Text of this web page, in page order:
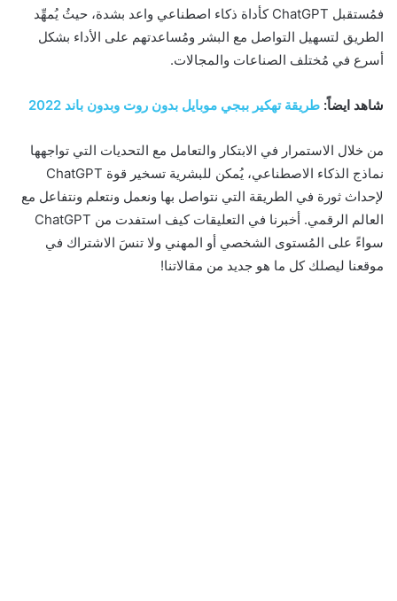
فمُستقبل ChatGPT كأداة ذكاء اصطناعي واعد بشدة، حيثُ يُمهِّد
الطريق لتسهيل التواصل مع البشر ومُساعدتهم على الأداء بشكل
أسرع في مُختلف الصناعات والمجالات.
شاهد ايضاً: طريقة تهكير ببجي موبايل بدون روت وبدون باند 2022
من خلال الاستمرار في الابتكار والتعامل مع التحديات التي تواجهها
نماذج الذكاء الاصطناعي، يُمكن للبشرية تسخير قوة ChatGPT
لإحداث ثورة في الطريقة التي نتواصل بها ونعمل ونتعلم ونتفاعل مع
العالم الرقمي. أخبرنا في التعليقات كيف استفدت من ChatGPT
سواءً على المُستوى الشخصي أو المهني ولا تنسَ الاشتراك في
موقعنا ليصلك كل ما هو جديد من مقالاتنا!